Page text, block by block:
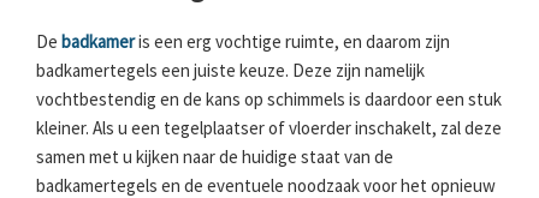
De badkameris een erg vochtige ruimte, en daarom zijn
badkamertegels een juiste keuze. Deze zijn namelijk
vochtbestendig en de kans op schimmels is daardoor een stuk
kleiner. Als u een tegelplaatser of vloerder inschakelt, zal deze
samen met u kijken naar de huidige staat van de
badkamertegels en de eventuele noodzaak voor het opnieuw